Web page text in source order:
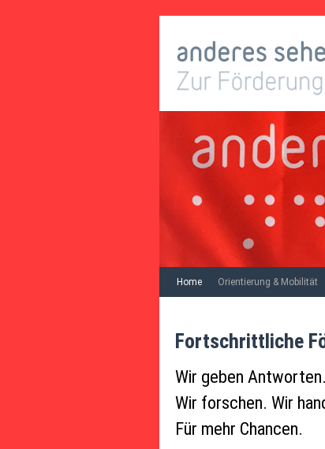
Home Orientierung & Mobilität
Fortschrittliche
Wir geben Antworten.
Wir forschen. Wir
Für mehr Chancen.